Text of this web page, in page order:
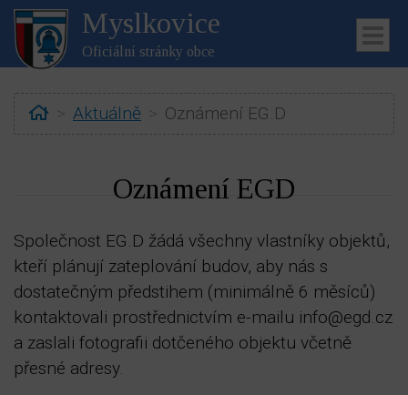
Myslkovice
Oficiální stránky obce
Home
Aktuálně Oznámení EG.D
Oznámení EGD
Společnost EG.D žádá všechny vlastníky objektů,
kteří plánují zateplování budov, aby nás s
dostatečným předstihem (minimálně 6 měsíců)
kontaktovali prostřednictvím e-mailu info@egd.cz
a zaslali fotografii dotčeného objektu včetně
přesné adresy.